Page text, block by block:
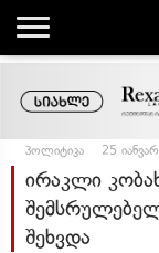
პოლიტიკა 25
ირაკლი
შეხვდა